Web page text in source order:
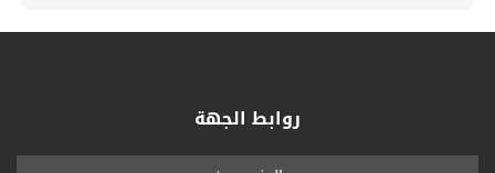
روابط الجهة